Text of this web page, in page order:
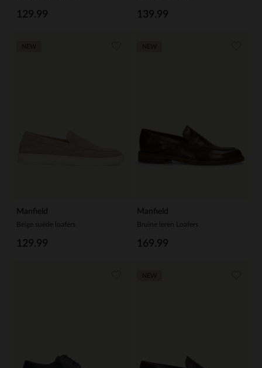
129.99 139.99
Manfield
Beige suède loafers
129.99
Manfield
Bruine leren Loafers
169.99